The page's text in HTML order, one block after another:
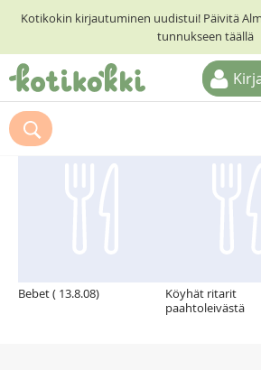
Kotikokin kirjautuminen uudistui! Päivitä
tunnukseen täällä
ETUSIVU
RESEPTIHAKU
Suosittelemme myös
Bebet ( 13.8.08)
Köyhät ritarit
paahtoleivästä